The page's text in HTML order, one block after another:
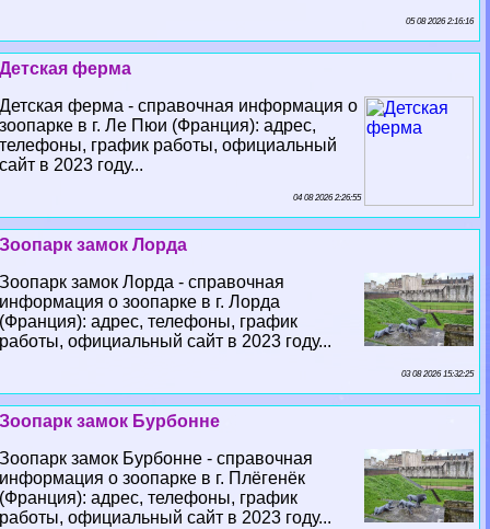
05 08 2026 2:16:16
Детская ферма
Детская ферма - справочная информация о
зоопарке в г. Ле Пюи (Франция): адрес,
телефоны, график работы, официальный
сайт в 2023 году...
04 08 2026 2:26:55
Зоопарк замок Лорда
Зоопарк замок Лорда - справочная
информация о зоопарке в г. Лорда
(Франция): адрес, телефоны, график
работы, официальный сайт в 2023 году...
03 08 2026 15:32:25
Зоопарк замок Бурбонне
Зоопарк замок Бурбонне - справочная
информация о зоопарке в г. Плёгенёк
(Франция): адрес, телефоны, график
работы, официальный сайт в 2023 году...